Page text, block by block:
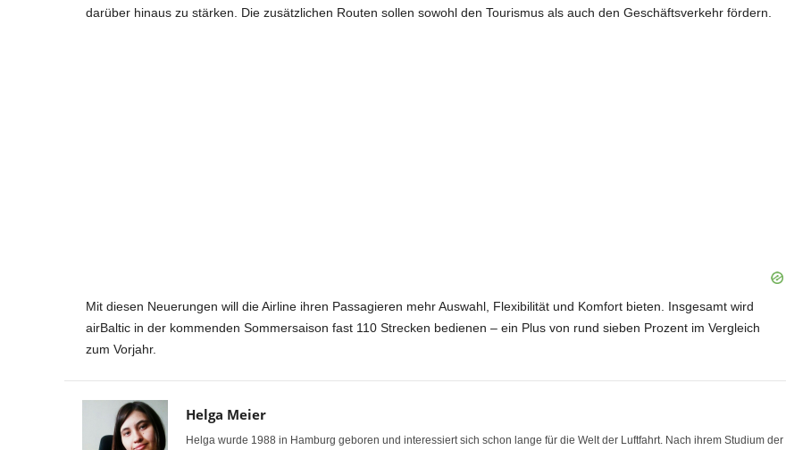
darüber hinaus zu stärken. Die zusätzlichen Routen sollen sowohl den Tourismus als auch den Geschäftsverkehr fördern.
Mit diesen Neuerungen will die Airline ihren Passagieren mehr Auswahl, Flexibilität und Komfort bieten. Insgesamt wird
airBaltic in der kommenden Sommersaison fast 110 Strecken bedienen – ein Plus von rund sieben Prozent im Vergleich
zum Vorjahr.
Helga Meier
Helga wurde 1988 in Hamburg geboren und interessiert sich schon lange für die Welt der Luftfahrt. Nach ihrem Studium der